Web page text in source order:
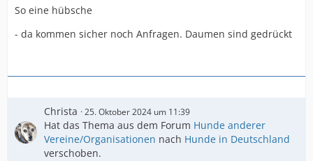
So eine hübsche
- da kommen sicher noch Anfragen. Daumen sind gedrückt
Christa 25. Oktober 2024 um 11:39
Hat das Thema aus dem Forum Hunde anderer
Vereine/Organisationen nach Hunde in Deutschland
verschoben.